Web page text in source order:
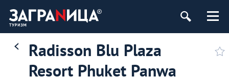
Radisson Blu Plaza
Resort Phuket Panwa